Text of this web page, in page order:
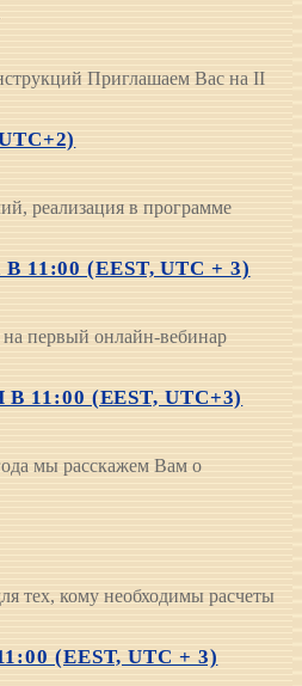
Приглашаем Вас на ІІ
реализация в программе
(EEST, UTC + 3)
онлайн-вебинар
(EEST, UTC+3)
мы расскажем Вам о
тех, кому необходимы расчеты
(EEST, UTC + 3)